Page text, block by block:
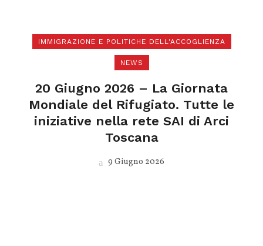
IMMIGRAZIONE E POLITICHE DELL'ACCOGLIENZA
NEWS
20 Giugno 2026 – La Giornata
Mondiale del Rifugiato. Tutte le
iniziative nella rete SAI di Arci
Toscana
9 Giugno 2026